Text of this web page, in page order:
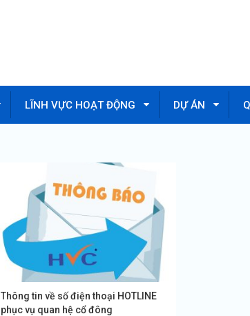
LĨNH VỰC HOẠT ĐỘNG DỰ ÁN
Thông tin về số điện thoại HOTLINE
phục vụ quan hệ cổ đông